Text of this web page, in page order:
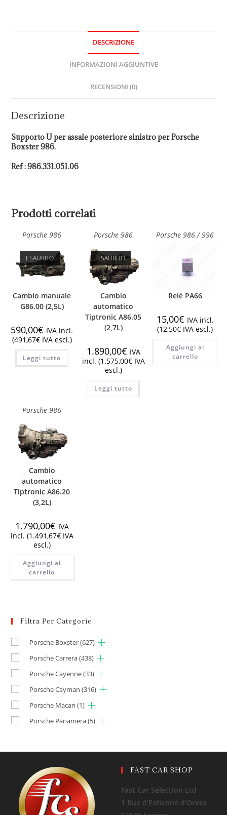
DESCRIZIONE
INFORMAZIONI AGGIUNTIVE
RECENSIONI (0)
Descrizione
Supporto U per assale posteriore sinistro per Porsche
Boxster 986.
Ref : 986.331.051.06
Prodotti correlati
Porsche 986
ESAURITO
Cambio manuale
G86.00 (2,5L)
590,00€ IVA incl.
(491,67€IVA escl.)
Leggi tutto
Porsche 986
ESAURITO
Cambio
automatico
Tiptronic A86.05
(2,7L)
1.890,00€ IVA
incl. (1.575,00€IVA
escl.)
Leggi tutto
Porsche 986 / 996
Relè PA66
15,00€ IVA incl.
(12,50€ IVA escl.)
Aggiungi al
carrello
Porsche 986
Cambio
automatico
Tiptronic A86.20
(3,2L)
1.790,00€ IVA
incl. (1.491,67€IVA
escl.)
Aggiungi al
carrello
Filtra Per Categorie
Porsche Boxster(627)
Porsche Carrera(438)
Porsche Cayenne(33)
Porsche Cayman (316)
Porsche Macan (1)
Porsche Panamera(5)
FAST CAR SHOP
Fast Car Selection Ltd
1 Rue d’Estienne d’Orves